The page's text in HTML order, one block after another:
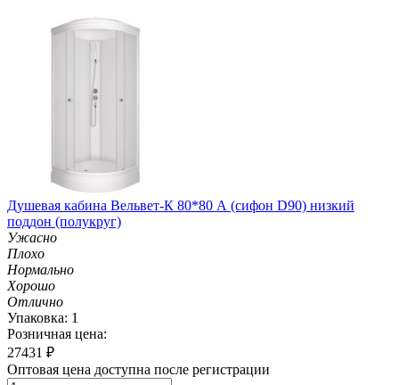
Душевая кабина Вельвет-К 80*80 А (сифон D90) низкий
поддон (полукруг)
Ужасно
Плохо
Нормально
Хорошо
Отлично
Упаковка: 1
Розничная цена:
27431 ₽
Оптовая цена доступна после регистрации